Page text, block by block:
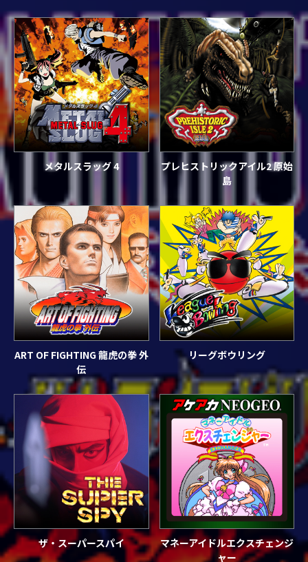
メタルスラッグ 4
プレヒストリックアイル2 原始
島
ART OF FIGHTING 龍虎の拳 外
伝
リーグボウリング
ザ・スーパースパイ
マネーアイドルエクスチェンジ
ャー